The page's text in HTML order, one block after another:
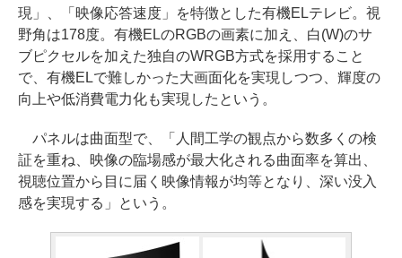
現」、「映像応答速度」を特徴とした有機ELテレビ。視
野角は178度。有機ELのRGBの画素に加え、白(W)のサ
ブピクセルを加えた独自のWRGB方式を採用すること
で、有機ELで難しかった大画面化を実現しつつ、輝度の
向上や低消費電力化も実現したという。
パネルは曲面型で、「人間工学の観点から数多くの検
証を重ね、映像の臨場感が最大化される曲面率を算出、
視聴位置から目に届く映像情報が均等となり、深い没入
感を実現する」という。